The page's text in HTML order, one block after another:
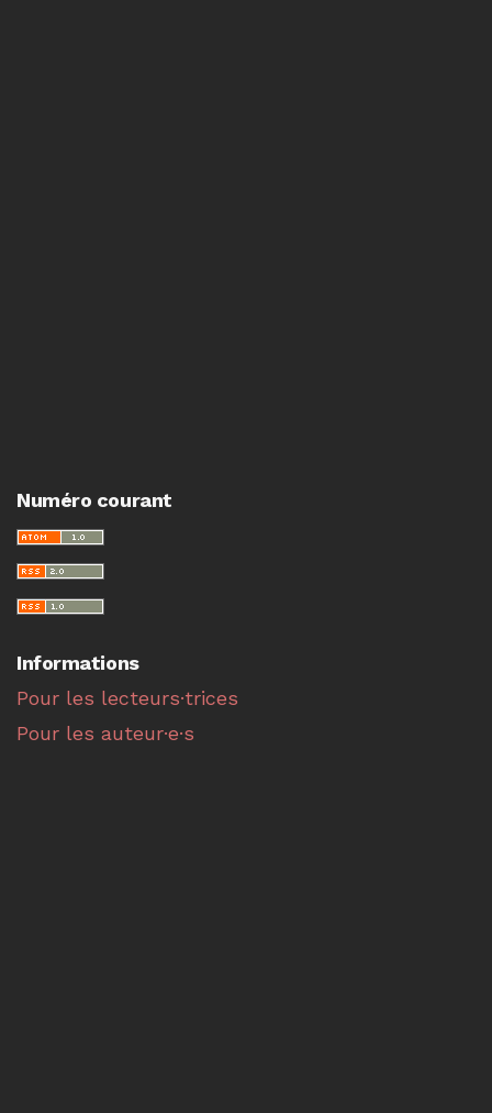
Numéro courant
Informations
Pour les lecteurs·trices
Pour les auteur·e·s